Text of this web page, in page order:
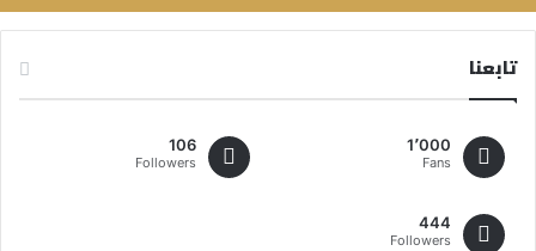
تابعنا
1٬000
Fans
106
Followers
444
Followers